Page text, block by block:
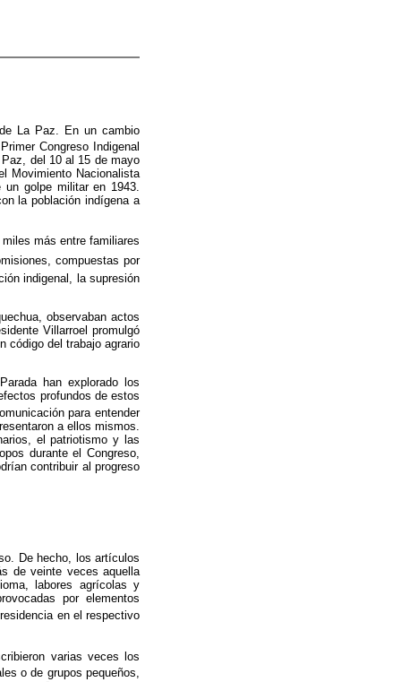
La Paz. En un cambio
Congreso Indigenal
del 10 al 15 de mayo
Movimiento Nacionalista
golpe militar en 1943.
la población indígena a
más entre familiares
compuestas por
indigenal, la supresión
observaban actos
Villarroel promulgó
código del trabajo agrario
han explorado los
profundos de estos
para entender
a ellos mismos.
el patriotismo y las
durante el Congreso,
contribuir al progreso
De hecho, los artículos
de veinte veces aquella
labores agrícolas y
por elementos
en el respectivo
varias veces los
o de grupos pequeños,